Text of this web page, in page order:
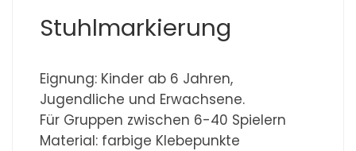
Stuhlmarkierung
Eignung: Kinder ab 6 Jahren,
Jugendliche und Erwachsene.
Für Gruppen zwischen 6-40 Spielern
Material: farbige Klebepunkte